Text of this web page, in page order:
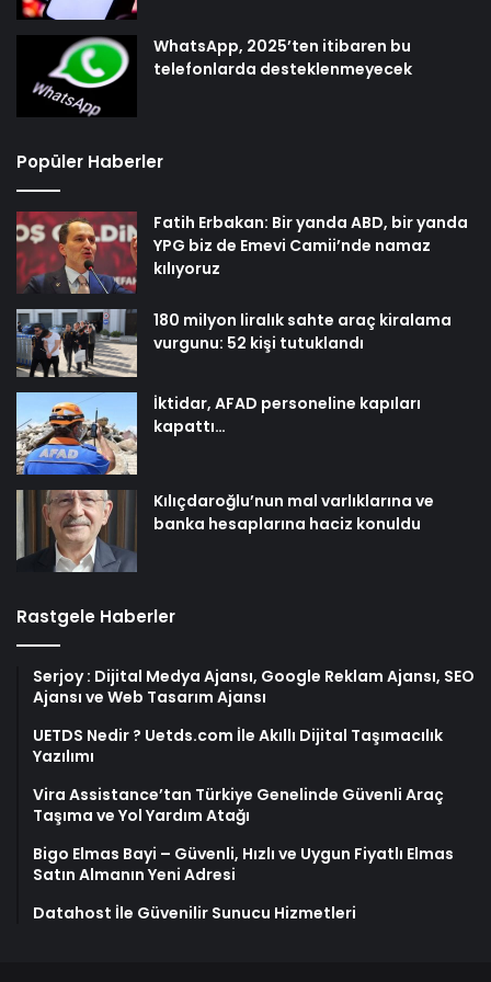
WhatsApp, 2025’ten itibaren bu
telefonlarda desteklenmeyecek
Popüler Haberler
Fatih Erbakan: Bir yanda ABD, bir yanda
YPG biz de Emevi Camii’nde namaz
kılıyoruz
180 milyon liralık sahte araç kiralama
vurgunu: 52 kişi tutuklandı
İktidar, AFAD personeline kapıları
kapattı…
Kılıçdaroğlu’nun mal varlıklarına ve
banka hesaplarına haciz konuldu
Rastgele Haberler
Serjoy : Dijital Medya Ajansı, Google Reklam Ajansı, SEO
Ajansı ve Web Tasarım Ajansı
UETDS Nedir ? Uetds.com İle Akıllı Dijital Taşımacılık
Yazılımı
Vira Assistance’tan Türkiye Genelinde Güvenli Araç
Taşıma ve Yol Yardım Atağı
Bigo Elmas Bayi – Güvenli, Hızlı ve Uygun Fiyatlı Elmas
Satın Almanın Yeni Adresi
Datahost İle Güvenilir Sunucu Hizmetleri